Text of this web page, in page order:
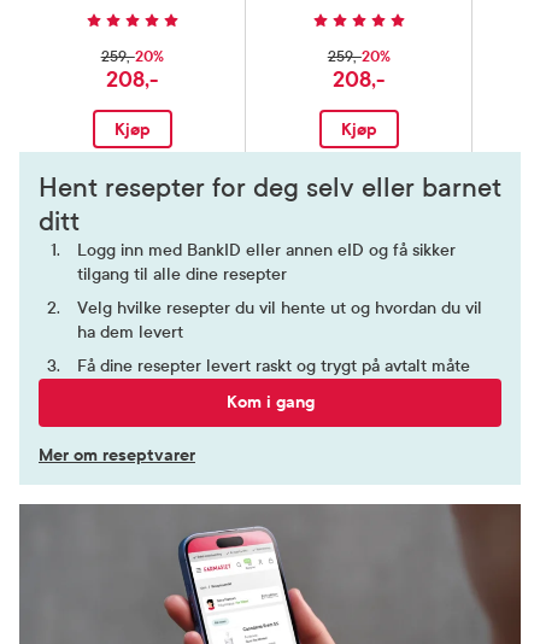
259,-20%
208,-
Kjøp
259,-20%
208,-
Kjøp
Hent resepter for deg selv eller barnet
ditt
Logg inn med BankID eller annen eID og få sikker
tilgang til alle dine resepter
Velg hvilke resepter du vil hente ut og hvordan du vil
ha dem levert
Få dine resepter levert raskt og trygt på avtalt måte
Kom i gang
Mer om reseptvarer